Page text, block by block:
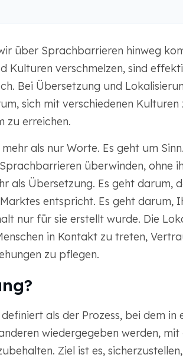
über Sprachbarrieren hinweg
Kulturen verschmelzen, sind
Bei Übersetzung und
sich mit verschiedenen
zu erreichen.
als nur Worte. Es geht um
überwinden, ohne
als Übersetzung. Es geht darum,
entspricht. Es geht darum,
nur für sie erstellt wurde. Die
in Kontakt zu treten,
zu pflegen.
als der Prozess, bei dem in
wiedergegeben werden, mit
Ziel ist es,